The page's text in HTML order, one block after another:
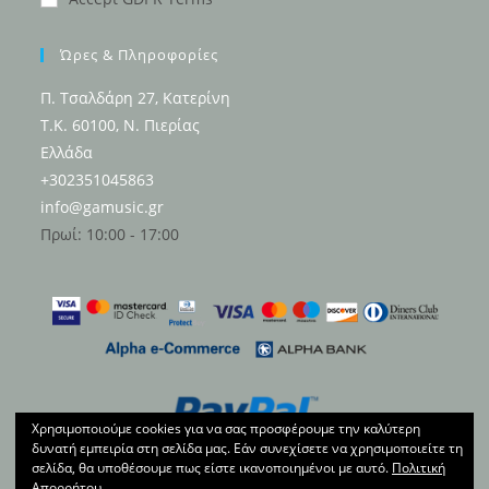
Ώρες & Πληροφορίες
Π. Τσαλδάρη 27, Κατερίνη
Τ.Κ. 60100, Ν. Πιερίας
Ελλάδα
+302351045863
info@gamusic.gr
Πρωί: 10:00 - 17:00
Χρησιμοποιούμε cookies για να σας προσφέρουμε την καλύτερη
δυνατή εμπειρία στη σελίδα μας. Εάν συνεχίσετε να χρησιμοποιείτε τη
σελίδα, θα υποθέσουμε πως είστε ικανοποιημένοι με αυτό. Πολιτική